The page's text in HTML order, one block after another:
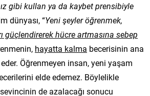
gibi kullan ya da kaybet prensibiyle
dünyası, “Yeni şeyler öğrenmek,
güçlendirerek hücre artmasına sebep
hayatta kalma becerisinin ana
Öğrenmeyen insan, yeni yaşam
elde edemez. Böylelikle
de azalacağı sonucu